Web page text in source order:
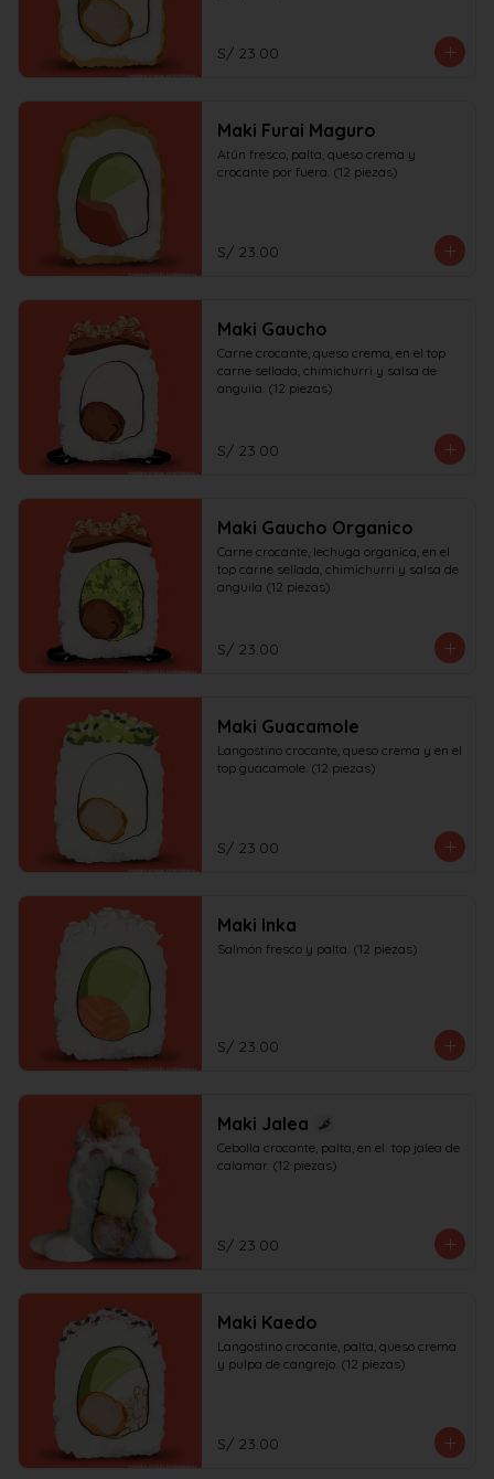
S/ 23.00
Maki Furai Maguro
Atún fresco, palta, queso crema y
crocante por fuera. (12 piezas)
S/ 23.00
Maki Gaucho
Carne crocante, queso crema, en el top
carne sellada, chimichurri y salsa de
anguila. (12 piezas)
S/ 23.00
Maki Gaucho Organico
Carne crocante, lechuga organica, en el
top carne sellada, chimichurri y salsa de
anguila (12 piezas)
S/ 23.00
Maki Guacamole
Langostino crocante, queso crema y en el
top guacamole. (12 piezas)
S/ 23.00
Maki Inka
Salmón fresco y palta. (12 piezas)
S/ 23.00
Maki Jalea
Cebolla crocante, palta, en el  top jalea de
calamar. (12 piezas)
S/ 23.00
Maki Kaedo
Langostino crocante, palta, queso crema
y pulpa de cangrejo. (12 piezas)
S/ 23.00